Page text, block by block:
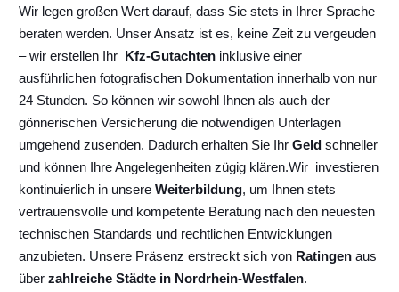
Wir legen großen Wert darauf, dass Sie stets in Ihrer Sprache
beraten werden. Unser Ansatz ist es, keine Zeit zu vergeuden
– wir erstellen Ihr Kfz-Gutachten inklusive einer
ausführlichen fotografischen Dokumentation innerhalb von nur
24 Stunden. So können wir sowohl Ihnen als auch der
gönnerischen Versicherung die notwendigen Unterlagen
umgehend zusenden. Dadurch erhalten Sie Ihr Geld schneller
und können Ihre Angelegenheiten zügig klären.Wir investieren
kontinuierlich in unsere Weiterbildung, um Ihnen stets
vertrauensvolle und kompetente Beratung nach den neuesten
technischen Standards und rechtlichen Entwicklungen
anzubieten. Unsere Präsenz erstreckt sich von Ratingen aus
über zahlreiche Städte in Nordrhein-Westfalen.